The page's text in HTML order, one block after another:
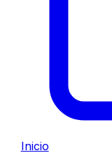
Inicio